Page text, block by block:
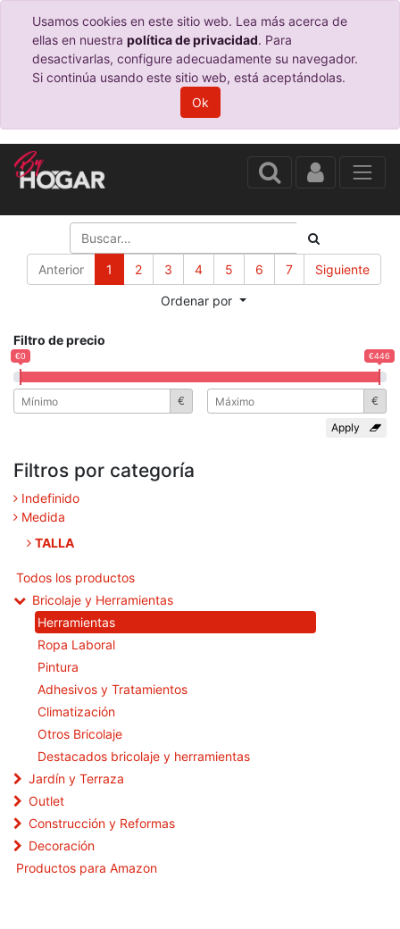
Usamos cookies en este sitio web. Lea más acerca de
ellas en nuestra política de privacidad. Para
desactivarlas, configure adecuadamente su navegador.
Si continúa usando este sitio web, está aceptándolas.
Ok
Anterior 1 2 3 4 5 6 7 Siguiente
Ordenar por
Filtro de precio
€0 €446
€ €
Filtros por categoría
Indefinido
Medida
TALLA
Todos los productos
Bricolaje y Herramientas
Herramientas
Ropa Laboral
Pintura
Adhesivos y Tratamientos
Climatización
Otros Bricolaje
Destacados bricolaje y herramientas
Jardín y Terraza
Outlet
Construcción y Reformas
Decoración
Productos para Amazon